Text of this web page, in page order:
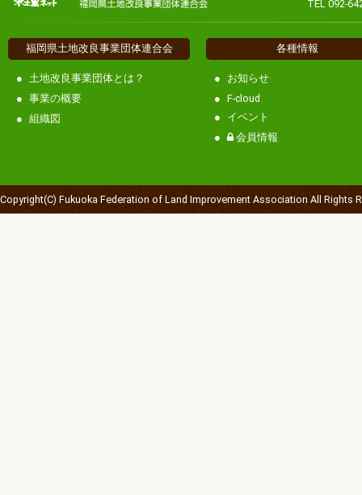
TEL 092-
福岡県土地改良事業団体連合会
土地改良事業団体とは？
事業の概要
組織図
各種情報
お知らせ
F-cloud
イベント
会員情報
Copyright(C) Fukuoka Federation of Land Improvement Association All Rights